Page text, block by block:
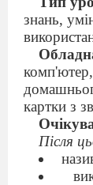
знань,
картки з
Після